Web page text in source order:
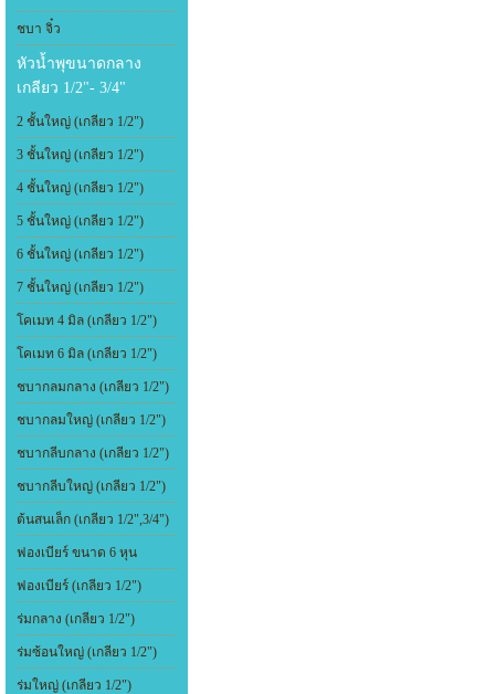
ชบา จิ๋ว
หัวน้ำพุขนาดกลาง
เกลียว 1/2"- 3/4"
2 ชั้นใหญ่ (เกลียว 1/2")
3 ชั้นใหญ่ (เกลียว 1/2")
4 ชั้นใหญ่ (เกลียว 1/2")
5 ชั้นใหญ่ (เกลียว 1/2")
6 ชั้นใหญ่ (เกลียว 1/2")
7 ชั้นใหญ่ (เกลียว 1/2")
โคเมท 4 มิล (เกลียว 1/2")
โคเมท 6 มิล (เกลียว 1/2")
ชบากลมกลาง (เกลียว 1/2")
ชบากลมใหญ่ (เกลียว 1/2")
ชบากลีบกลาง (เกลียว 1/2")
ชบากลีบใหญ่ (เกลียว 1/2")
ต้นสนเล็ก (เกลียว 1/2",3/4")
ฟองเบียร์ ขนาด 6 หุน
ฟองเบียร์ (เกลียว 1/2")
ร่มกลาง (เกลียว 1/2")
ร่มซ้อนใหญ่ (เกลียว 1/2")
ร่มใหญ่ (เกลียว 1/2")